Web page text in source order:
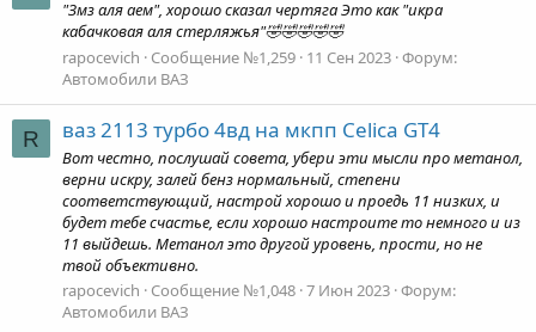
"Змз аля аем", хорошо сказал чертяга Это как "икра
кабачковая аля стерляжья"🤣🤣🤣🤣🤣
rapocevich
Сообщение №1,259 11 Сен 2023 Форум:
Автомобили ВАЗ
R ваз 2113 турбо 4вд на мкпп Celica GT4
Вот честно, послушай совета, убери эти мысли про метанол,
верни искру, залей бенз нормальный, степени
соответствующий, настрой хорошо и проедь 11 низких, и
будет тебе счастье, если хорошо настроите то немного и из
11 выйдешь. Метанол это другой уровень, прости, но не
твой объективно.
rapocevich
Сообщение №1,048 7 Июн 2023 Форум:
Автомобили ВАЗ